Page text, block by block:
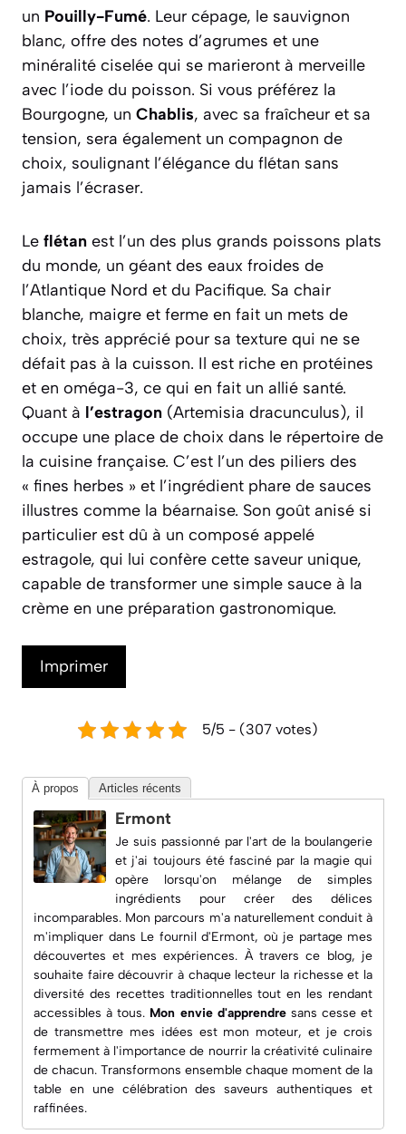
un Pouilly-Fumé. Leur cépage, le sauvignon
blanc, offre des notes d’agrumes et une
minéralité ciselée qui se marieront à merveille
avec l’iode du poisson. Si vous préférez la
Bourgogne, un Chablis, avec sa fraîcheur et sa
tension, sera également un compagnon de
choix, soulignant l’élégance du flétan sans
jamais l’écraser.
Le flétan est l’un des plus grands poissons plats
du monde, un géant des eaux froides de
l’Atlantique Nord et du Pacifique. Sa chair
blanche, maigre et ferme en fait un mets de
choix, très apprécié pour sa texture qui ne se
défait pas à la cuisson. Il est riche en protéines
et en oméga-3, ce qui en fait un allié santé.
Quant à l’estragon (Artemisia dracunculus), il
occupe une place de choix dans le répertoire de
la cuisine française. C’est l’un des piliers des
« fines herbes » et l’ingrédient phare de sauces
illustres comme la béarnaise. Son goût anisé si
particulier est dû à un composé appelé
estragole, qui lui confère cette saveur unique,
capable de transformer une simple sauce à la
crème en une préparation gastronomique.
Imprimer
5/5 - (307 votes)
À propos Articles récents
Ermont
Je suis passionné par l'art de la boulangerie
et j'ai toujours été fasciné par la magie qui
opère lorsqu'on mélange de simples
ingrédients pour créer des délices
incomparables. Mon parcours m'a naturellement conduit à
m'impliquer dans Le fournil d'Ermont, où je partage mes
découvertes et mes expériences. À travers ce blog, je
souhaite faire découvrir à chaque lecteur la richesse et la
diversité des recettes traditionnelles tout en les rendant
accessibles à tous. Mon envie d'apprendresans cesse et
de transmettre mes idées est mon moteur, et je crois
fermement à l'importance de nourrir la créativité culinaire
de chacun. Transformons ensemble chaque moment de la
table en une célébration des saveurs authentiques et
raffinées.